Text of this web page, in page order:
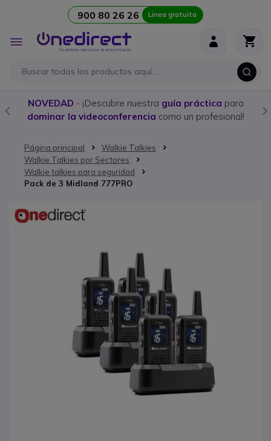
900 80 26 26 Linea gratuita
Toggle
Nav
NOVEDAD - ¡Descubre nuestra guía práctica para
dominar la videoconferencia como un profesional!
Página principal
Walkie Talkies
Walkie Talkies por Sectores
Walkie talkies para seguridad
Pack de 3 Midland 777PRO
Saltar al final de la galería de imágenes